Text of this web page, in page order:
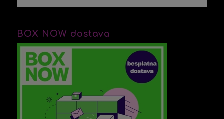
BOX NOW dostava